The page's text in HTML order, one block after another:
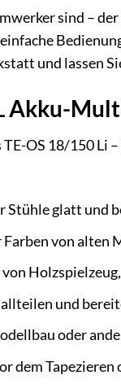
sind –
und lassen
OS 18/150 Li
glatt und
von alten
und
oder
dem